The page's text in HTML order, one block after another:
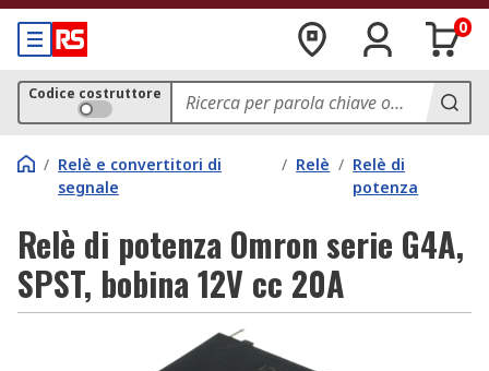
0
Codice costruttore
/ Relè e convertitori di
segnale
/ Relè / Relè di
potenza
Relè di potenza Omron serie G4A,
SPST, bobina 12V cc 20A